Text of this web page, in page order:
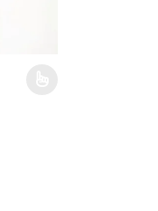
ürün sayfasından
fazla varyasyonu var.